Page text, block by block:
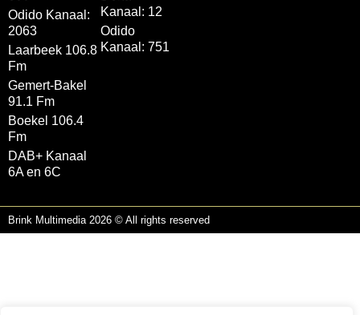
Odido Kanaal:
2063
Laarbeek 106.8
Fm
Gemert-Bakel
91.1 Fm
Boekel 106.4
Fm
DAB+ Kanaal
6A en 6C
Kanaal: 12
Odido
Kanaal: 751
Brink Multimedia 2026 © All rights reserved